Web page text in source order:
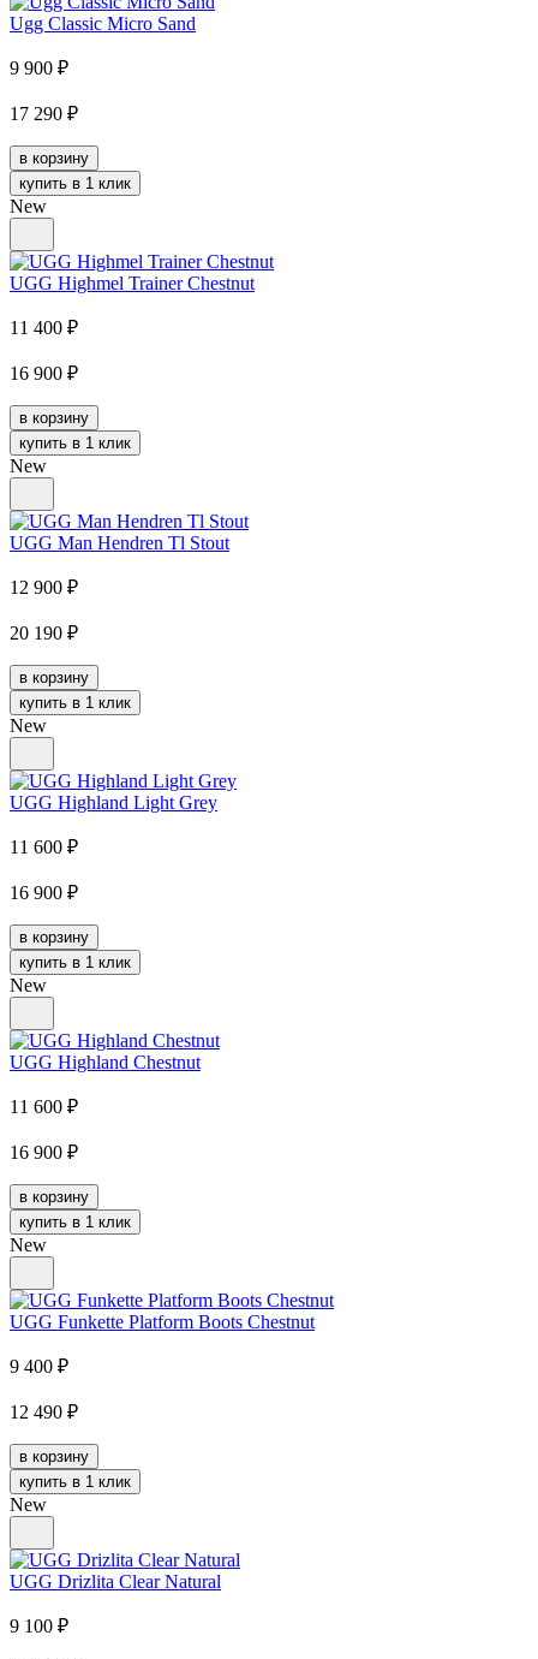
Ugg Classic Micro Sand
9 900 ₽
17 290 ₽
в корзину
купить в 1 клик
New
UGG Highmel Trainer Chestnut
11 400 ₽
16 900 ₽
в корзину
купить в 1 клик
New
UGG Man Hendren Tl Stout
12 900 ₽
20 190 ₽
в корзину
купить в 1 клик
New
UGG Highland Light Grey
11 600 ₽
16 900 ₽
в корзину
купить в 1 клик
New
UGG Highland Chestnut
11 600 ₽
16 900 ₽
в корзину
купить в 1 клик
New
UGG Funkette Platform Boots Chestnut
9 400 ₽
12 490 ₽
в корзину
купить в 1 клик
New
UGG Drizlita Clear Natural
9 100 ₽